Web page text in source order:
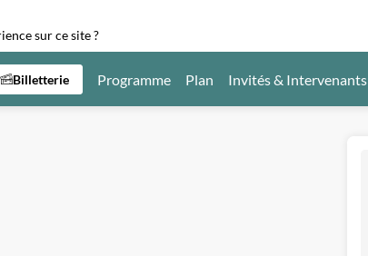
Billetterie Programme Plan Invités & Intervenants
sur ce site ?